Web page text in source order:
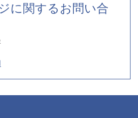
に関するお問い合